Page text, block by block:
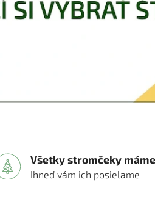
Všetky stromčeky
Ihneď vám ich posielame